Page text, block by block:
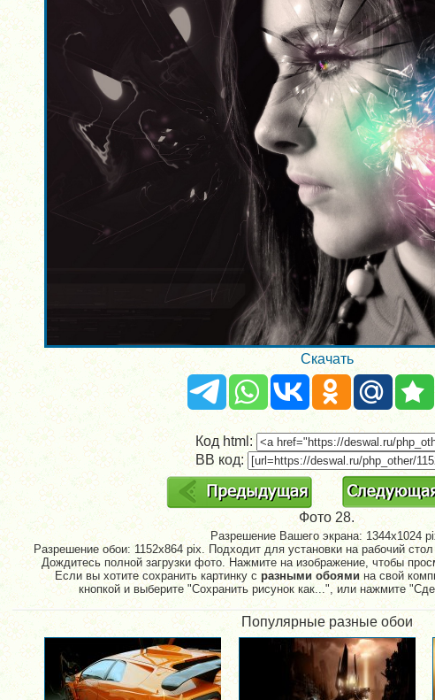
Скачать
Код html:
BB код:
Фото 28.
Разрешение Вашего экрана: 1344x1024
Разрешение обои: 1152x864 pix. Подходит для установки на рабочий
Дождитесь полной загрузки фото. Нажмите на изображение, чтобы
Если вы хотите сохранить картинку с разными обоямина свой
кнопкой и выберите "Сохранить рисунок как...", или нажмите
Популярные разные обои